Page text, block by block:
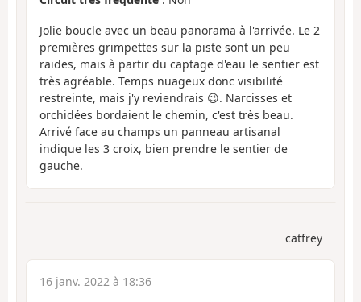
Jolie boucle avec un beau panorama à l'arrivée. Le 2
premières grimpettes sur la piste sont un peu
raides, mais à partir du captage d'eau le sentier est
très agréable. Temps nuageux donc visibilité
restreinte, mais j'y reviendrais 😉. Narcisses et
orchidées bordaient le chemin, c'est très beau.
Arrivé face au champs un panneau artisanal
indique les 3 croix, bien prendre le sentier de
gauche.
catfrey
16 janv. 2022 à 18:36